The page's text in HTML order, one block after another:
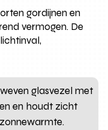
gordijnen en
vermogen. De
glasvezel met
en houdt zicht